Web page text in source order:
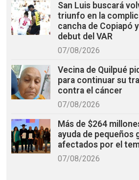
San Luis buscará
triunfo en la
cancha de Copiapó
debut del VAR
07/08/2026
Vecina de Quilpué
para continuar su
contra el cáncer
07/08/2026
Más de $264
ayuda de pequeños
afectados por el
07/08/2026